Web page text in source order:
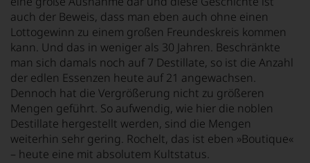
auch der Beweis, dass man eben auch ohne einen
Lottogewinn zu einem großen Freundeskreis kommen
kann. Und das in weniger als 30 Jahren. Beschränkte
man sich damals noch auf 7 Destillate, so ist die Anzahl
der edlen Essenzen heute auf 21 angewachsen.
Dennoch hat die Vergrößerung nicht zu größeren
Mengen geführt. So aufwendig, wie hier die noblen
Destillate hergestellt werden, sind die Mengen
weiterhin sehr gering. Rochelt, das ist eben »Boutique«
– heute eine mit absolutem Kultstatus.